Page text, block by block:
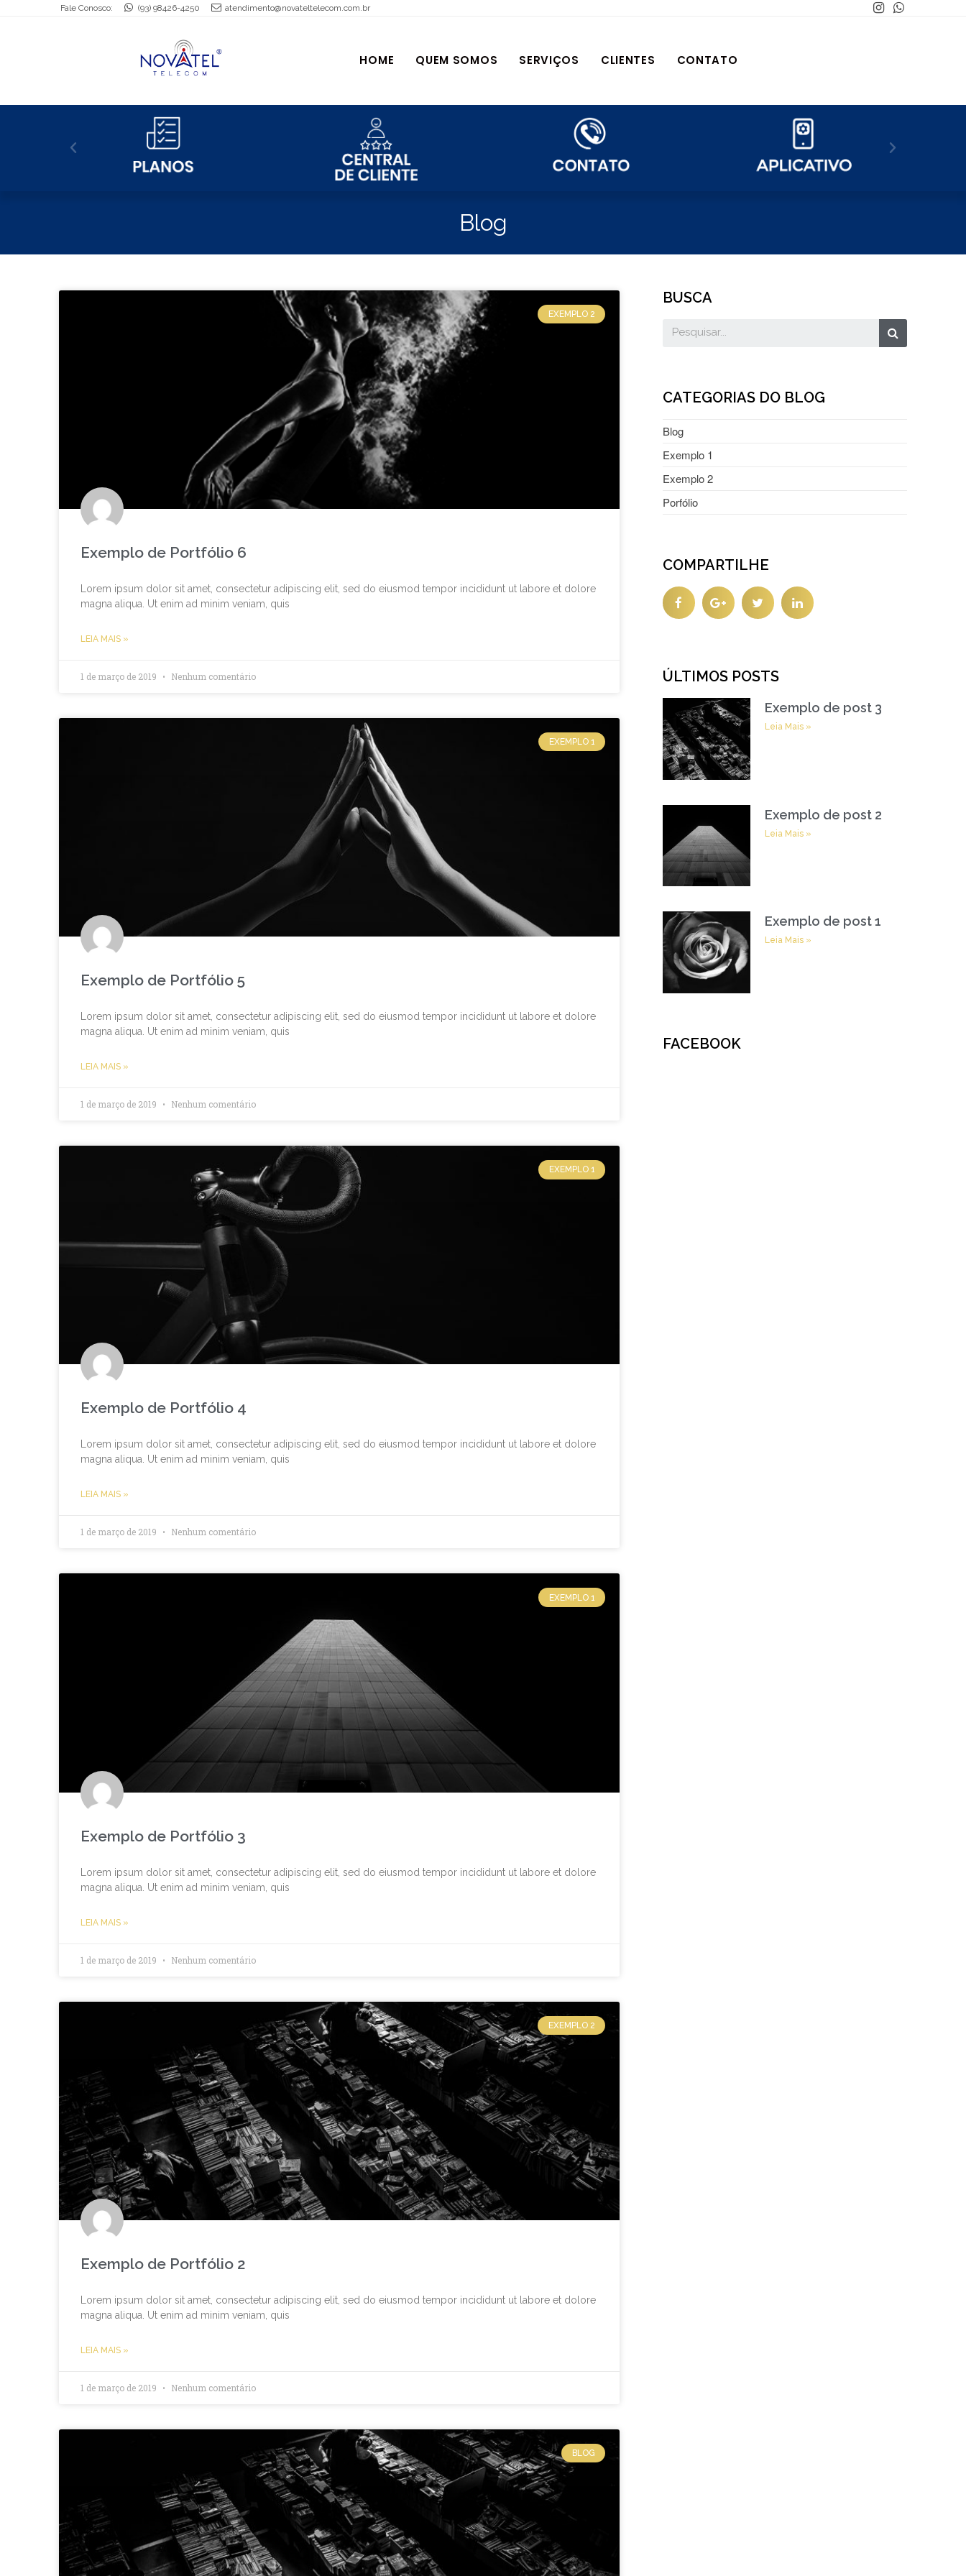
Fale Conosco: (93) 98426-4250 atendimento@novateltelecom.com.br
HOME QUEM SOMOS SERVIÇOS CLIENTES CONTATO
Blog
EXEMPLO 2
Exemplo de Portfólio 6
Lorem ipsum dolor sit amet, consectetur adipiscing elit, sed do eiusmod tempor incididunt ut labore et dolore
magna aliqua. Ut enim ad minim veniam, quis
LEIA MAIS »
1 de março de 2019 Nenhum comentário
EXEMPLO 1
Exemplo de Portfólio 5
Lorem ipsum dolor sit amet, consectetur adipiscing elit, sed do eiusmod tempor incididunt ut labore et dolore
magna aliqua. Ut enim ad minim veniam, quis
LEIA MAIS »
1 de março de 2019 Nenhum comentário
EXEMPLO 1
Exemplo de Portfólio 4
Lorem ipsum dolor sit amet, consectetur adipiscing elit, sed do eiusmod tempor incididunt ut labore et dolore
magna aliqua. Ut enim ad minim veniam, quis
LEIA MAIS »
1 de março de 2019 Nenhum comentário
EXEMPLO 1
Exemplo de Portfólio 3
Lorem ipsum dolor sit amet, consectetur adipiscing elit, sed do eiusmod tempor incididunt ut labore et dolore
magna aliqua. Ut enim ad minim veniam, quis
LEIA MAIS »
1 de março de 2019 Nenhum comentário
EXEMPLO 2
Exemplo de Portfólio 2
Lorem ipsum dolor sit amet, consectetur adipiscing elit, sed do eiusmod tempor incididunt ut labore et dolore
magna aliqua. Ut enim ad minim veniam, quis
LEIA MAIS »
1 de março de 2019 Nenhum comentário
BLOG
BUSCA
CATEGORIAS DO BLOG
Blog
Exemplo 1
Exemplo 2
Porfólio
COMPARTILHE
ÚLTIMOS POSTS
Exemplo de post 3
Leia Mais »
Exemplo de post 2
Leia Mais »
Exemplo de post 1
Leia Mais »
FACEBOOK